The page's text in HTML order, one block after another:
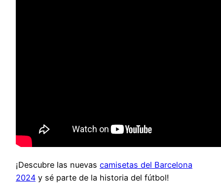
¡Descubre las nuevas camisetas del Barcelona
2024 y sé parte de la historia del fútbol!